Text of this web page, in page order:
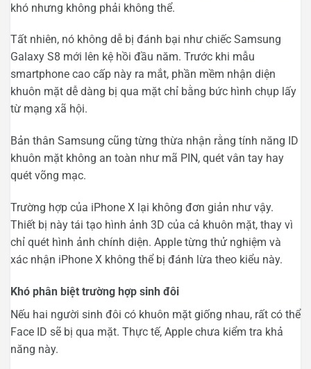
khó nhưng không phải không thể.
Tất nhiên, nó không dễ bị đánh bại như chiếc Samsung
Galaxy S8 mới lên kệ hồi đầu năm. Trước khi mẫu
smartphone cao cấp này ra mắt, phần mềm nhận diện
khuôn mặt dễ dàng bị qua mặt chỉ bằng bức hình chụp lấy
từ mạng xã hội.
Bản thân Samsung cũng từng thừa nhận rằng tính năng ID
khuôn mặt không an toàn như mã PIN, quét vân tay hay
quét võng mạc.
Trường hợp của iPhone X lại không đơn giản như vậy.
Thiết bị này tái tạo hình ảnh 3D của cả khuôn mặt, thay vì
chỉ quét hình ảnh chính diện. Apple từng thử nghiệm và
xác nhận iPhone X không thể bị đánh lừa theo kiểu này.
Khó phân biệt trường hợp sinh đôi
Nếu hai người sinh đôi có khuôn mặt giống nhau, rất có thể
Face ID sẽ bị qua mặt. Thực tế, Apple chưa kiểm tra khả
năng này.